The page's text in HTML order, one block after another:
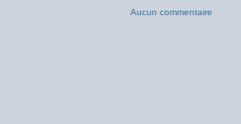
Aucun commentaire